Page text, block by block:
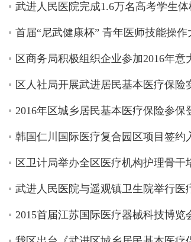
武进人民医院完成1.6万名高考学生
首届“尼武健康杯” 青年医师技能操
区商务局积极组织企业参加2016年意
区人社局开展武进居民基本医疗保险
2016年区城乡居民基本医疗保险参保
韩国仁川国际医疗复合园区项目签约
区卫计局举办全区医疗机构护理骨干
武进人民医院与遥观镇卫生院举行医
2015首届江苏国际医疗器械科技博览